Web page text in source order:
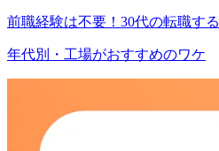
前職経験は不要！30代の転職す
年代別・工場がおすすめのワケ